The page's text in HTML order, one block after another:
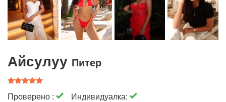
Айсулуу Питер
Проверено : Индивидуалка: